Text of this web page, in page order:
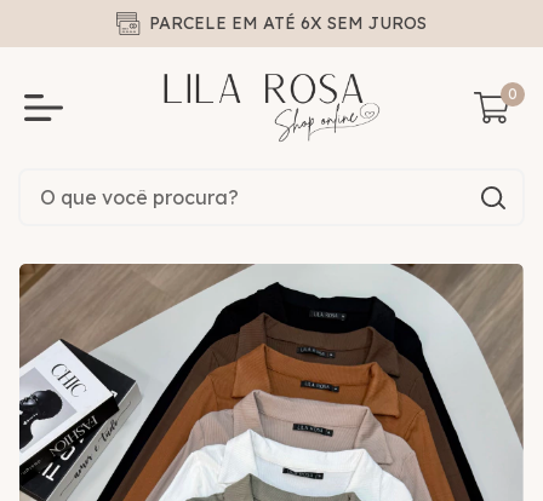
PARCELE EM ATÉ 6X SEM JUROS
0